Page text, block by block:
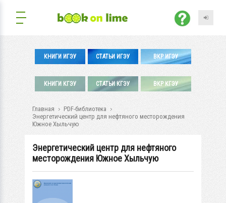
КНИГИ ИГЭУ СТАТЬИ ИГЭУ ВКР ИГЭУ
КНИГИ КГЭУ СТАТЬИ КГЭУ ВКР КГЭУ
Главная
PDF-библиотека
Энергетический центр для нефтяного месторождения
Южное Хыльчую
Энергетический центр для нефтяного
месторождения Южное Хыльчую